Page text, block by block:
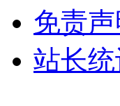
免责声
站长